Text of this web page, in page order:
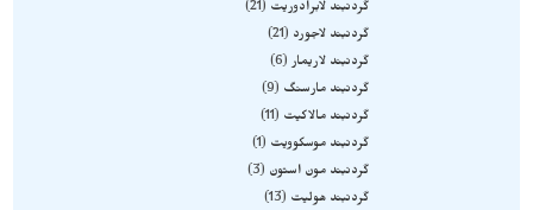
گردنبند لابرادوریت
21
گردنبند لاجورد
21
گردنبند لاریمار 6
گردنبند مارسنگ
9
گردنبند مالاکیت
11
گردنبند موسکوویت
1
گردنبند مون استون
3
گردنبند هولیت
13